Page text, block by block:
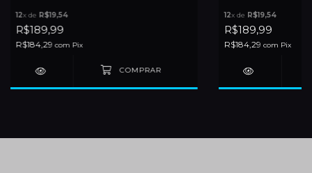
12x de R$19,54
R$189,99
R$184,29com Pix
12x de R$19,54
R$189,99
R$184,29 com Pix